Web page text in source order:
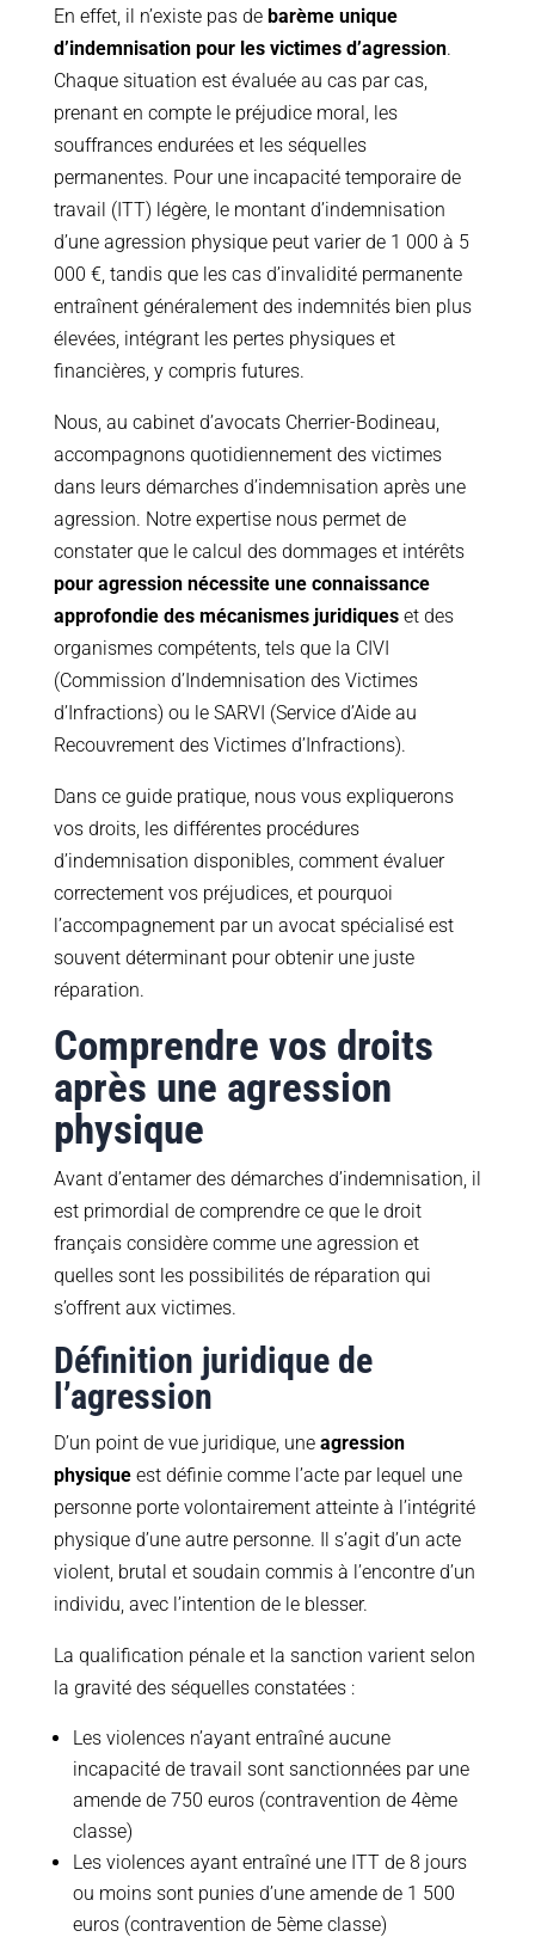
En effet, il n’existe pas de barème unique
d’indemnisation pour les victimes d’agression.
Chaque situation est évaluée au cas par cas,
prenant en compte le préjudice moral, les
souffrances endurées et les séquelles
permanentes. Pour une incapacité temporaire de
travail (ITT) légère, le montant d’indemnisation
d’une agression physique peut varier de 1 000 à 5
000 €, tandis que les cas d’invalidité permanente
entraînent généralement des indemnités bien plus
élevées, intégrant les pertes physiques et
financières, y compris futures.
Nous, au cabinet d’avocats Cherrier-Bodineau,
accompagnons quotidiennement des victimes
dans leurs démarches d’indemnisation après une
agression. Notre expertise nous permet de
constater que le calcul des dommages et intérêts
pour agression nécessite une connaissance
approfondie des mécanismes juridiqueset des
organismes compétents, tels que la CIVI
(Commission d’Indemnisation des Victimes
d’Infractions) ou le SARVI (Service d’Aide au
Recouvrement des Victimes d’Infractions).
Dans ce guide pratique, nous vous expliquerons
vos droits, les différentes procédures
d’indemnisation disponibles, comment évaluer
correctement vos préjudices, et pourquoi
l’accompagnement par un avocat spécialisé est
souvent déterminant pour obtenir une juste
réparation.
Comprendre vos droits
après une agression
physique
Avant d’entamer des démarches d’indemnisation, il
est primordial de comprendre ce que le droit
français considère comme une agression et
quelles sont les possibilités de réparation qui
s’offrent aux victimes.
Définition juridique de
l’agression
D’un point de vue juridique, une agression
physiqueest définie comme l’acte par lequel une
personne porte volontairement atteinte à l’intégrité
physique d’une autre personne. Il s’agit d’un acte
violent, brutal et soudain commis à l’encontre d’un
individu, avec l’intention de le blesser.
La qualification pénale et la sanction varient selon
la gravité des séquelles constatées :
Les violences n’ayant entraîné aucune
incapacité de travail sont sanctionnées par une
amende de 750 euros (contravention de 4ème
classe)
Les violences ayant entraîné une ITT de 8 jours
ou moins sont punies d’une amende de 1 500
euros (contravention de 5ème classe)